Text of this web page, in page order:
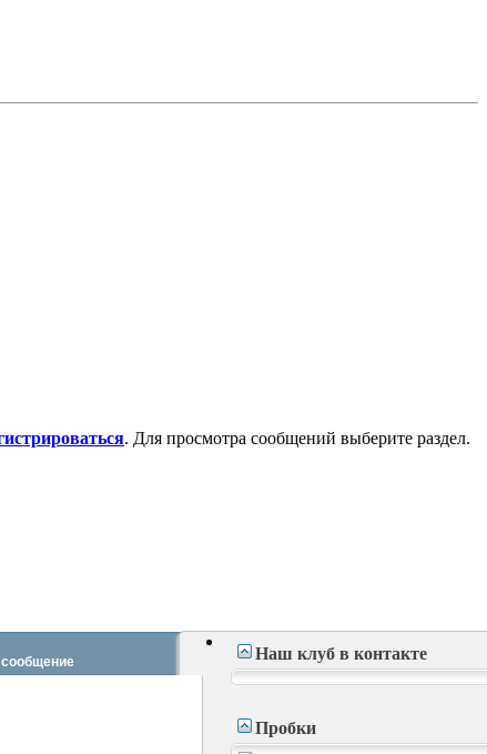
. Для просмотра сообщений выберите раздел.
Наш клуб в контакте
Пробки